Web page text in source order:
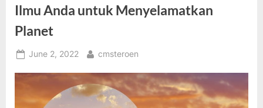
Ilmu Anda untuk Menyelamatkan
Planet
Posted
June 2, 2022 By
cmsteroen